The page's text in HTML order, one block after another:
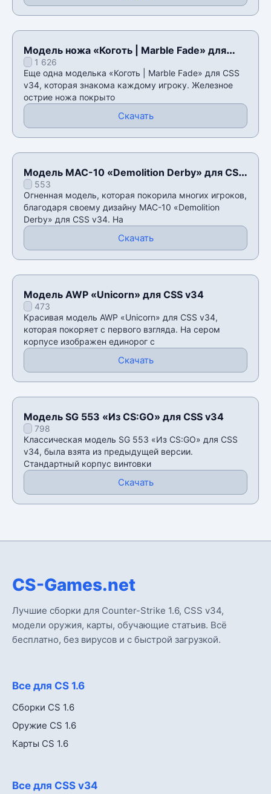
Модель ножа «Коготь | Marble Fade» для
CSS v34
1 626
Еще одна моделька «Коготь | Marble Fade» для CSS
v34, которая знакома каждому игроку. Железное
острие ножа покрыто
Скачать
Модель MAC-10 «Demolition Derby» для CSS
v34553
Огненная модель, которая покорила многих игроков,
благодаря своему дизайну MAC-10 «Demolition
Derby» для CSS v34. На
Скачать
Модель AWP «Unicorn» для CSS v34
473
Красивая модель AWP «Unicorn» для CSS v34,
которая покоряет с первого взгляда. На сером
корпусе изображен единорог с
Скачать
Модель SG 553 «Из CS:GO» для CSS v34
798
Классическая модель SG 553 «Из CS:GO» для CSS
v34, была взята из предыдущей версии.
Стандартный корпус винтовки
Скачать
CS-Games.net
Лучшие сборки для Counter-Strike 1.6, CSS v34,
модели оружия, карты, обучающие статьив. Всё
бесплатно, без вирусов и с быстрой загрузкой.
Все для CS 1.6
Сборки CS 1.6
Оружие CS 1.6
Карты CS 1.6
Все для CSS v34